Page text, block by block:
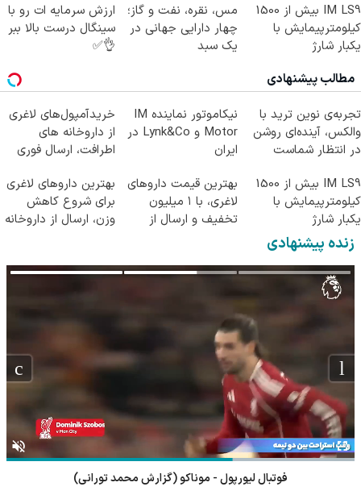
IM LS9 بیش از 1500
کیلومترپیمایش با
یکبار شارژ
مس، نقره، نفت و گاز؛
چهار دارایی جهانی در
یک سبد
ارزش سرمایه ات رو با
سینگال درست بالا ببر
👌✅
مطالب پیشنهادی
تجربه‌ی نوین ترید با
والکس، آینده‌ای روشن
در انتظار شماست
نیکاموتور نماینده IM
Motor و Lynk&Co در
ایران
خریدآمپول‌های لاغری
از داروخانه های
اطرافت، ارسال فوری
IM LS9 بیش از 1500
کیلومترپیمایش با
یکبار شارژ
بهترین قیمت داروهای
لاغری، با ۱ میلیون
تخفیف و ارسال از
بهترین داروهای لاغری
برای شروع کاهش
وزن، ارسال از داروخانه
زنده پیشنهادی
فوتبال لیورپول - موناکو (گزارش محمد تورانی)